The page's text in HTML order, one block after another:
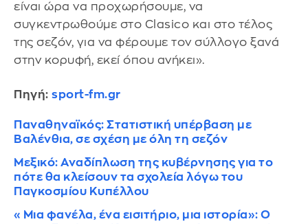
είναι ώρα να προχωρήσουμε, να
συγκεντρωθούμε στο Clasico και στο τέλος
της σεζόν, για να φέρουμε τον σύλλογο ξανά
στην κορυφή, εκεί όπου ανήκει».
Πηγή: sport-fm.gr
Παναθηναϊκός: Στατιστική υπέρβαση με
Βαλένθια, σε σχέση με όλη τη σεζόν
Μεξικό: Αναδίπλωση της κυβέρνησης για το
πότε θα κλείσουν τα σχολεία λόγω του
Παγκοσμίου Κυπέλλου
«Μια φανέλα, ένα εισιτήριο, μια ιστορία»: Ο